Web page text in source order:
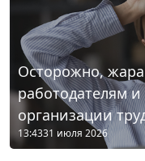
Осторожно,
работодателям
организации
13:4331 июля 2026